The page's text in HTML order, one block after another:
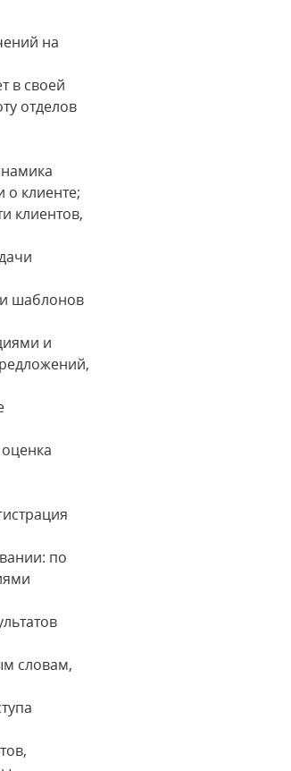
на
в своей
отделов
о клиенте;
клиентов,
и шаблонов
и
по
словам,